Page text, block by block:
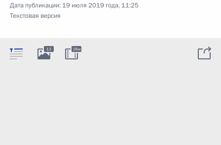
Дата публикации: 19 июля 2019 года, 11:25
Текстовая версия
13 26м